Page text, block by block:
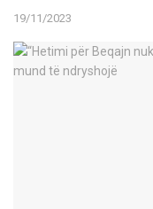
19/11/2023